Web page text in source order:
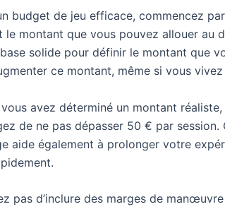
budget de jeu efficace, commencez
le montant que vous pouvez allouer
solide pour définir le montant que
ce montant, même si vous
avez déterminé un montant
de ne pas dépasser 50 € par
aide également à prolonger votre
pas d’inclure des marges de